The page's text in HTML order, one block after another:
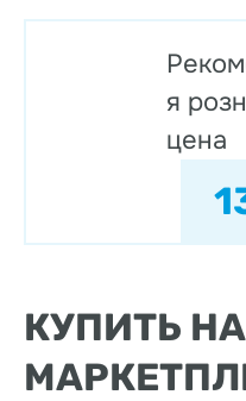
я
цена
КУПИТЬ НА